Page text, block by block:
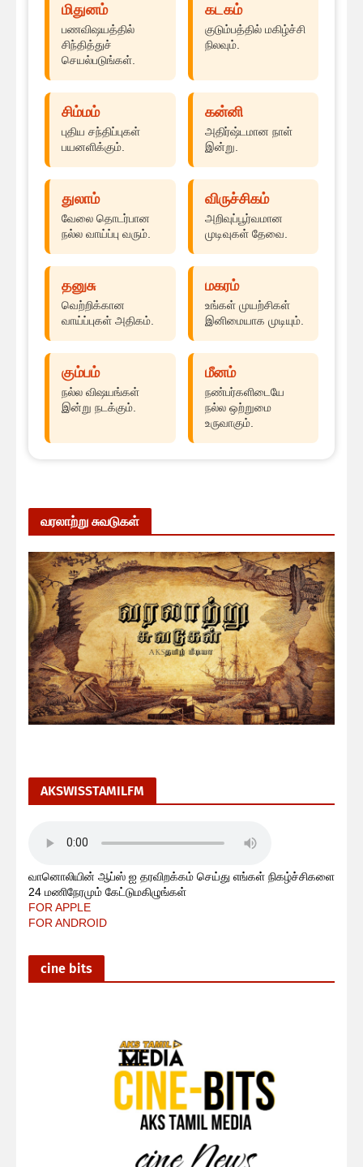
மிதுனம்
பணவிஷயத்தில்
சிந்தித்துச்
செயல்படுங்கள்.
கடகம்
குடும்பத்தில் மகிழ்ச்சி
நிலவும்.
சிம்மம்
புதிய சந்திப்புகள்
பயனளிக்கும்.
கன்னி
அதிர்ஷ்டமான நாள்
இன்று.
துலாம்
வேலை தொடர்பான
நல்ல வாய்ப்பு வரும்.
விருச்சிகம்
அறிவுப்பூர்வமான
முடிவுகள் தேவை.
தனுசு
வெற்றிக்கான
வாய்ப்புகள் அதிகம்.
மகரம்
உங்கள் முயற்சிகள்
இனிமையாக முடியும்.
கும்பம்
நல்ல விஷயங்கள்
இன்று நடக்கும்.
மீனம்
நண்பர்களிடையே
நல்ல ஒற்றுமை
உருவாகும்.
வரலாற்று சுவடுகள்
AKSWISSTAMILFM
வானொலியின் ஆப்ஸ் ஐ தரவிறக்கம் செய்து எங்கள் நிகழ்ச்சிகளை
24 மணிநேரமும் கேட்டுமகிழுங்கள்
FOR APPLE
FOR ANDROID
cine bits